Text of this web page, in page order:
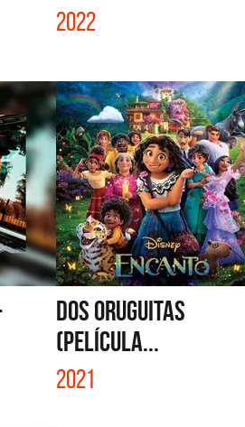
2022
DOS ORUGUITAS
(PELÍCULA...
2021